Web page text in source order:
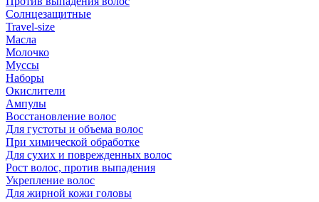
Солнцезащитные
Travel-size
Масла
Молочко
Муссы
Наборы
Окислители
Ампулы
Восстановление волос
Для густоты и объема волос
При химической обработке
Для сухих и поврежденных волос
Рост волос, против выпадения
Укрепление волос
Для жирной кожи головы